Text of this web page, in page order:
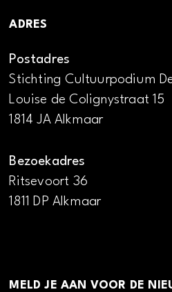
ADRES
Postadres
Stichting Cultuurpodium
Louise de Colignystraat 15
1814 JA Alkmaar
Bezoekadres
Ritsevoort 36
1811 DP Alkmaar
MELD JE AAN VOOR DE